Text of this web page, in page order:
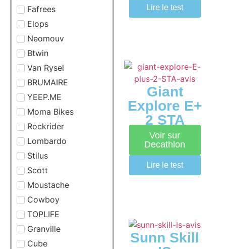
Fafrees
Elops
Neomouv
Btwin
Van Rysel
BRUMAIRE
YEEP.ME
Moma Bikes
Rockrider
Lombardo
Stilus
Scott
Moustache
Cowboy
TOPLIFE
Granville
Cube
Lire le test
Giant
Explore E+
2 STA
Voir sur
Decathlon
Lire le test
Sunn Skill